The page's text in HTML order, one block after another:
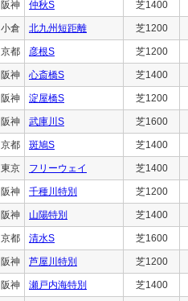
阪神 仲秋S 芝1400
小倉 北九州短距離 芝1200
京都 彦根S 芝1200
阪神 心斎橋S 芝1400
阪神 淀屋橋S 芝1200
阪神 武庫川S 芝1600
京都 斑鳩S 芝1400
東京 フリーウェイ 芝1400
阪神 千種川特別 芝1200
阪神 山陽特別 芝1400
京都 清水S 芝1600
阪神 芦屋川特別 芝1200
阪神 瀬戸内海特別 芝1400